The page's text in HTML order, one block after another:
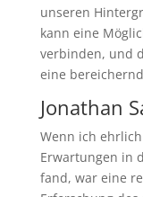
unseren
kann eine
verbinden, und
eine
Jonathan
Wenn ich
Erwartungen in
fand, war eine